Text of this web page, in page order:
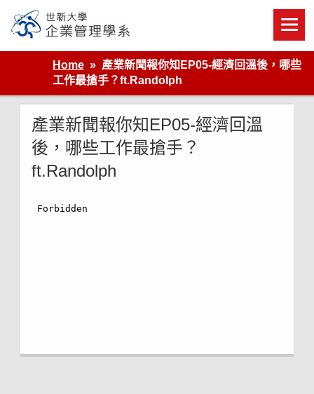
content
世新大學企業管理學系
Home
產業新聞報你知EP05-經濟回溫後，哪些
工作最搶手？ft.Randolph
產業新聞報你知EP05-經濟回溫
後，哪些工作最搶手？
ft.Randolph